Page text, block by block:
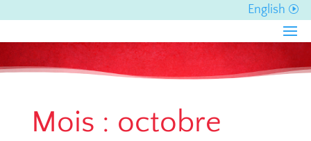
English
Mois : octobre